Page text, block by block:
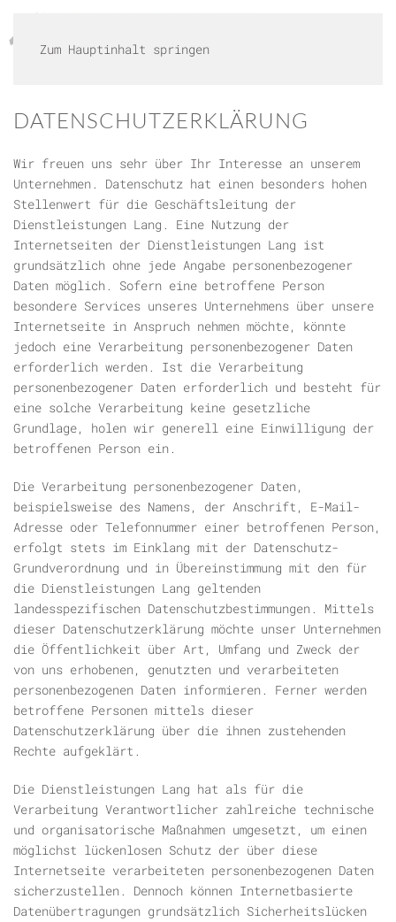
Zum Hauptinhalt springen
DATENSCHUTZERKLÄRUNG
Wir freuen uns sehr über Ihr Interesse an unserem
Unternehmen. Datenschutz hat einen besonders hohen
Stellenwert für die Geschäftsleitung der
Dienstleistungen Lang. Eine Nutzung der
Internetseiten der Dienstleistungen Lang ist
grundsätzlich ohne jede Angabe personenbezogener
Daten möglich. Sofern eine betroffene Person
besondere Services unseres Unternehmens über unsere
Internetseite in Anspruch nehmen möchte, könnte
jedoch eine Verarbeitung personenbezogener Daten
erforderlich werden. Ist die Verarbeitung
personenbezogener Daten erforderlich und besteht für
eine solche Verarbeitung keine gesetzliche
Grundlage, holen wir generell eine Einwilligung der
betroffenen Person ein.
Die Verarbeitung personenbezogener Daten,
beispielsweise des Namens, der Anschrift, E-Mail-
Adresse oder Telefonnummer einer betroffenen Person,
erfolgt stets im Einklang mit der Datenschutz-
Grundverordnung und in Übereinstimmung mit den für
die Dienstleistungen Lang geltenden
landesspezifischen Datenschutzbestimmungen. Mittels
dieser Datenschutzerklärung möchte unser Unternehmen
die Öffentlichkeit über Art, Umfang und Zweck der
von uns erhobenen, genutzten und verarbeiteten
personenbezogenen Daten informieren. Ferner werden
betroffene Personen mittels dieser
Datenschutzerklärung über die ihnen zustehenden
Rechte aufgeklärt.
Die Dienstleistungen Lang hat als für die
Verarbeitung Verantwortlicher zahlreiche technische
und organisatorische Maßnahmen umgesetzt, um einen
möglichst lückenlosen Schutz der über diese
Internetseite verarbeiteten personenbezogenen Daten
sicherzustellen. Dennoch können Internetbasierte
Datenübertragungen grundsätzlich Sicherheitslücken